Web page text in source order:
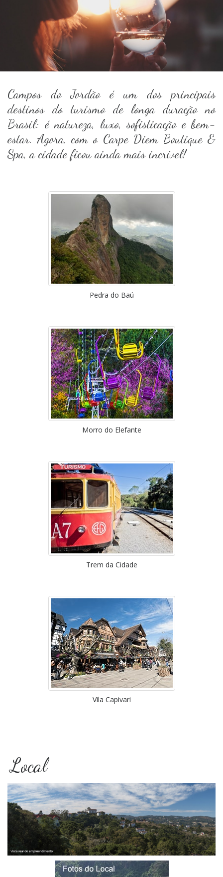
Campos do Jordão é um dos principais
destinos do turismo de longa duração no
Brasil: é natureza, luxo, sofisticação e bem-
estar. Agora, com o Carpe Diem Boutique &
Spa, a cidade ficou ainda mais incrível!
Pedra do Baú
Morro do Elefante
Trem da Cidade
Vila Capivari
Local